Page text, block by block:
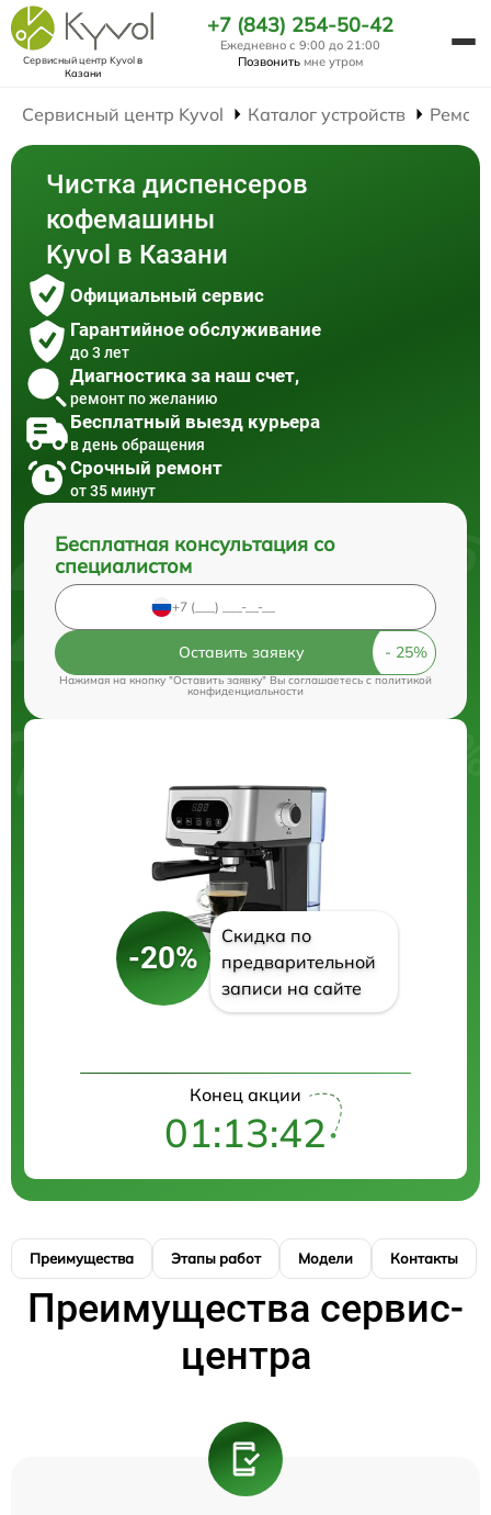
Сервисный центр Kyvolв
Казани
+7 (843) 254-50-42
Ежедневно с 9:00 до 21:00
Позвонить мне утром
Сервисный центр Kyvol Каталог устройств
Чистка диспенсеров
кофемашины
Kyvol в Казани
Официальный сервис
Гарантийное обслуживание
до 3 лет
Диагностика за наш счет,
ремонт по желанию
Бесплатный выезд курьера
в день обращения
Срочный ремонт
от 35 минут
Бесплатная консультация со
специалистом
Оставить заявку
Нажимая на кнопку "Оставить заявку" Вы соглашаетесь cполитикой
конфиденциальности
-20%
Скидка по
предварительной
записи на сайте
Конец акции
01:13:42
Преимущества Этапы работ Модели Контакты
Преимущества сервис-
центра